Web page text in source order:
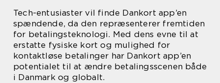
Tech-entusiaster vil finde Dankort app’en
spændende, da den repræsenterer fremtiden
for betalingsteknologi. Med dens evne til at
erstatte fysiske kort og mulighed for
kontaktløse betalinger har Dankort app’en
potentialet til at ændre betalingsscenen både
i Danmark og globalt.